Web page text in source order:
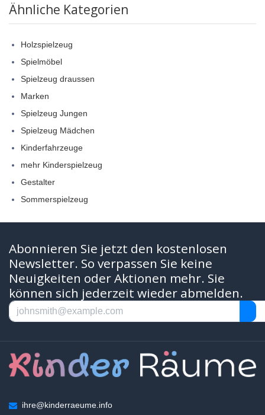
Ähnliche Kategorien
Holzspielzeug
Spielmöbel
Spielzeug draussen
Marken
Spielzeug Jungen
Spielzeug Mädchen
Kinderfahrzeuge
mehr Kinderspielzeug
Gestalter
Sommerspielzeug
Abonnieren Sie jetzt den kostenlosen
Newsletter. So verpassen Sie keine
Neuigkeiten oder Aktionen mehr. Sie
können sich jederzeit wieder abmelden.
ihre@kinderraeume.info